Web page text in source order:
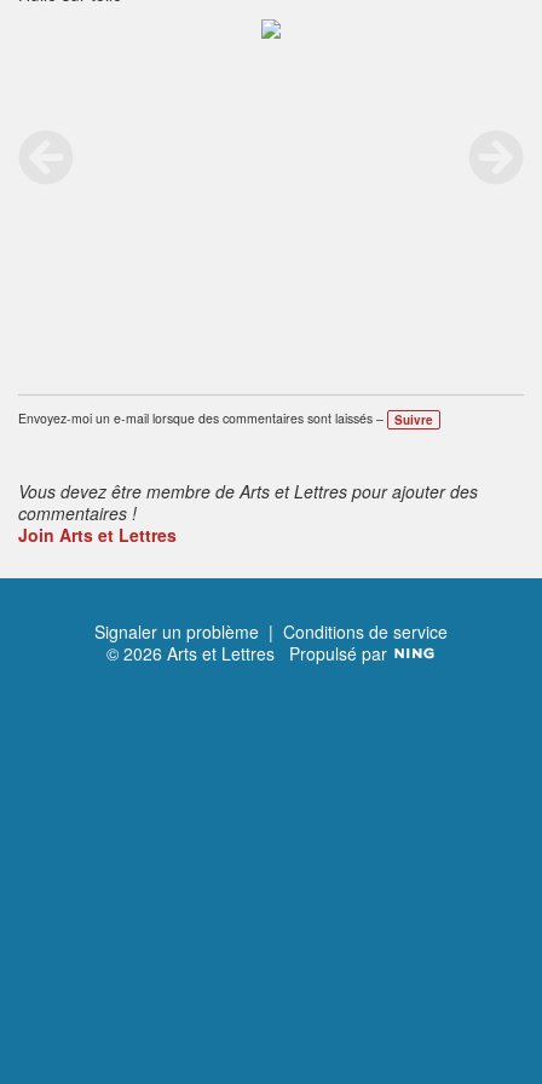
Envoyez-moi un e-mail lorsque des commentaires sont laissés – Suivre
Vous devez être membre de Arts et Lettres pour ajouter des
commentaires !
Join Arts et Lettres
Signaler un problème | Conditions de service
© 2026 Arts et Lettres Propulsé par